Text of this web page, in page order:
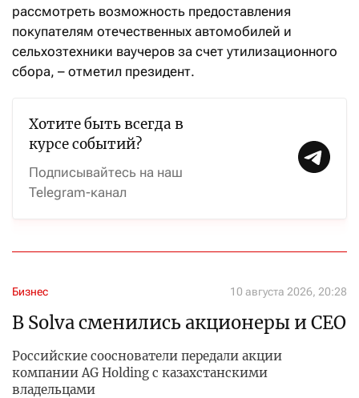
рассмотреть возможность предоставления
покупателям отечественных автомобилей и
сельхозтехники ваучеров за счет утилизационного
сбора, – отметил президент.
Хотите быть всегда в
курсе событий?
Подписывайтесь на наш
Telegram-канал
Бизнес 10 августа 2026, 20:28
В Solva сменились акционеры и CEO
Российские сооснователи передали акции
компании AG Holding с казахстанскими
владельцами